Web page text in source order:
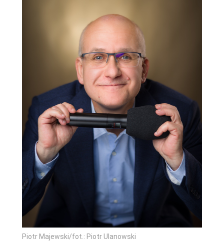
Piotr Majewski/fot.: Piotr Ulanowski